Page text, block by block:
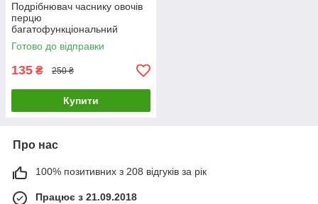
Подрібнювач часнику овочів
перцю
багатофункціональний
подрібнювач
Готово до відправки
135 ₴ 250 ₴
Купити
Про нас
100% позитивних з 208 відгуків за рік
Працює з 21.09.2018